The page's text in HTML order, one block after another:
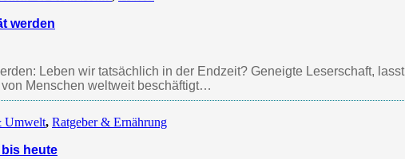
werden
Leben wir tatsächlich in der Endzeit? Geneigte Leserschaft, lasst
Menschen weltweit beschäftigt…
Umwelt, Ratgeber & Ernährung
heute